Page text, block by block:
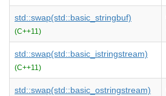
std::swap(std::basic_stringbuf)
(C++11)
std::swap(std::basic_istringstream)
(C++11)
std::swap(std::basic_ostringstream)